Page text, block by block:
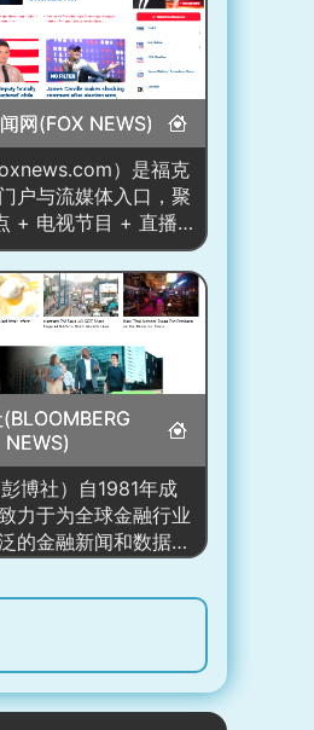
网(FOX NEWS)
）是福克
户与流媒体入口，聚
+ 电视节目 + 直播
巨幅头条图文与强势
件，辅
Updates”等状态
Fox News Live /
Weather /
把电视台、付费订阅
打通。内容重心在
政策、社会治安、文
论，并突出保守派叙
（如 Gutfeld!、
等），形成“新闻—
环分发。
NEWS)
博社）自1981年成
力于为全球金融行业
的金融新闻和数据服
办，这家公司迅速发
融市场，提供实时的
工具和金融新闻，帮